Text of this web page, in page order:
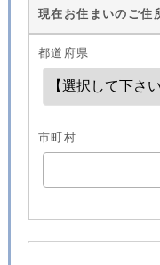
現在お住まいのご住
都道府県
市町村